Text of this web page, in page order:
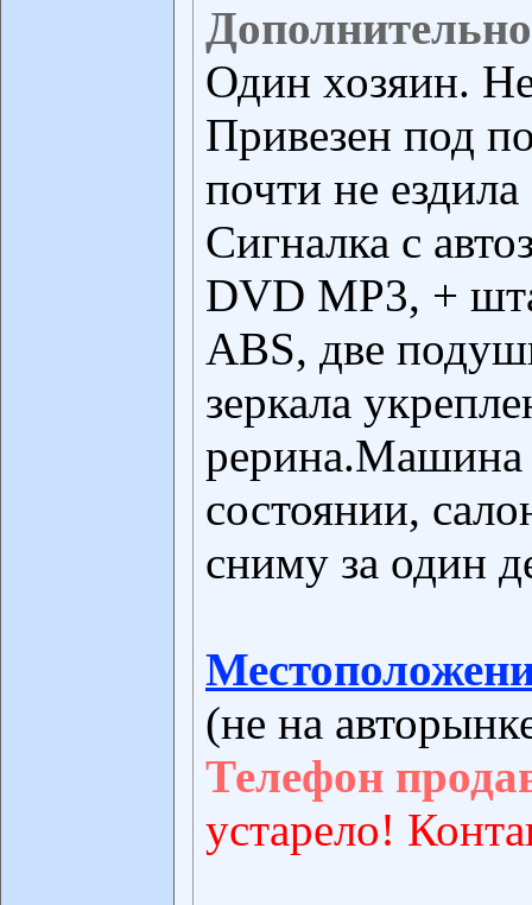
Один хозяин.
Привезен под
почти не
Сигналка с
DVD MP3, +
ABS, две
зеркала
рерина.Машина
состоянии,
сниму за один
(не на
Телефон
устарело!